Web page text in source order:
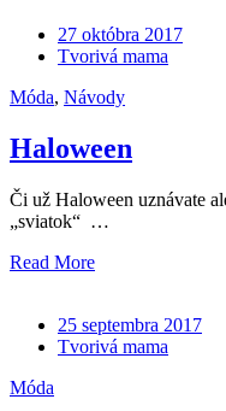
27 októbra 2017
Tvorivá mama
Móda, Návody
Haloween
Či už Haloween uznávate
„sviatok“ …
Read More
25 septembra 2017
Tvorivá mama
Móda